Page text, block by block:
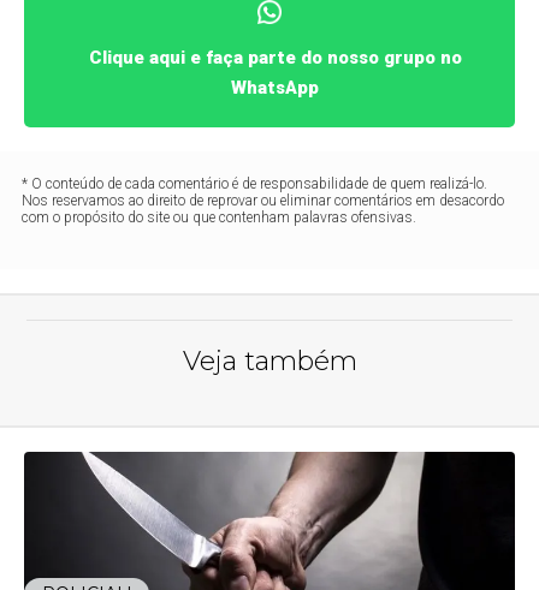
Clique aqui e faça parte do nosso grupo no
WhatsApp
* O conteúdo de cada comentário é de responsabilidade de quem realizá-lo.
Nos reservamos ao direito de reprovar ou eliminar comentários em desacordo
com o propósito do site ou que contenham palavras ofensivas.
Veja também